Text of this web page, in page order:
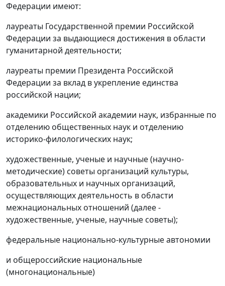
Федерации имеют:
лауреаты Государственной премии Российской
Федерации за выдающиеся достижения в области
гуманитарной деятельности;
лауреаты премии Президента Российской
Федерации за вклад в укрепление единства
российской нации;
академики Российской академии наук, избранные по
отделению общественных наук и отделению
историко-филологических наук;
художественные, ученые и научные (научно-
методические) советы организаций культуры,
образовательных и научных организаций,
осуществляющих деятельность в области
межнациональных отношений (далее -
художественные, ученые, научные советы);
федеральные национально-культурные автономии
и общероссийские национальные
(многонациональные)